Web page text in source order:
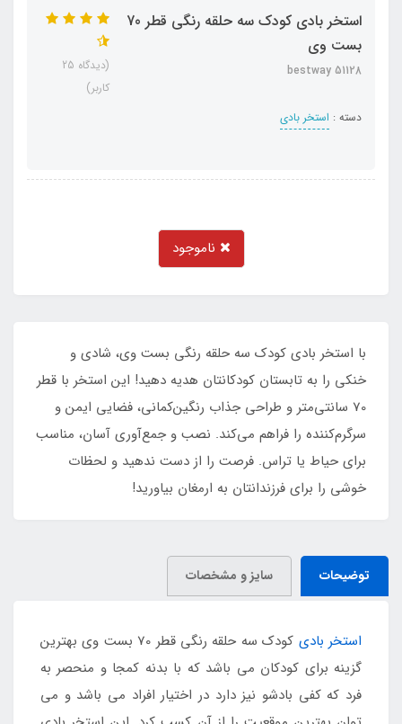
استخر بادی کودک سه حلقه رنگی قطر 70
بست وی
bestway 51128
دسته : استخر بادی
(دیدگاه 25
کاربر)
ناموجود
با استخر بادی کودک سه حلقه رنگی بست وی، شادی و
خنکی را به تابستان کودکانتان هدیه دهید! این استخر با قطر
70 سانتی‌متر و طراحی جذاب رنگین‌کمانی، فضایی ایمن و
سرگرم‌کننده را فراهم می‌کند. نصب و جمع‌آوری آسان، مناسب
برای حیاط یا تراس. فرصت را از دست ندهید و لحظات
خوشی را برای فرزندانتان به ارمغان بیاورید!
توضیحات سایز و مشخصات
استخر بادی
کودک سه حلقه رنگی قطر 70 بست وی بهترین
گزینه برای کودکان می باشد که با بدنه کمجا و منحصر به
فرد که کفی بادشو نیز دارد در اختیار افراد می باشد و می